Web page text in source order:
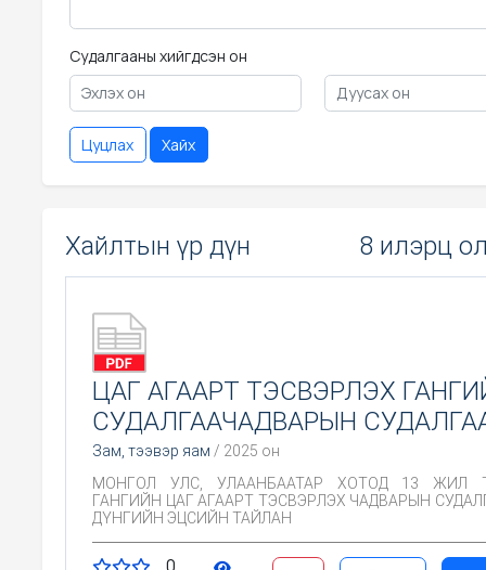
Судалгааны хийгдсэн он
Цуцлах Хайх
Хайлтын үр дүн 8 илэрц
ЦАГ АГААРТ ТЭСВЭРЛЭХ
СУДАЛГААЧАДВАРЫН
Зам, тээвэр яам / 2025 он
МОНГОЛ УЛС, УЛААНБААТАР ХОТОД 13 ЖИЛ ТУРШСАН
ГАНГИЙН ЦАГ АГААРТ ТЭСВЭРЛЭХ ЧАДВАРЫН
ДҮНГИЙН ЭЦСИЙН ТАЙЛАН
0